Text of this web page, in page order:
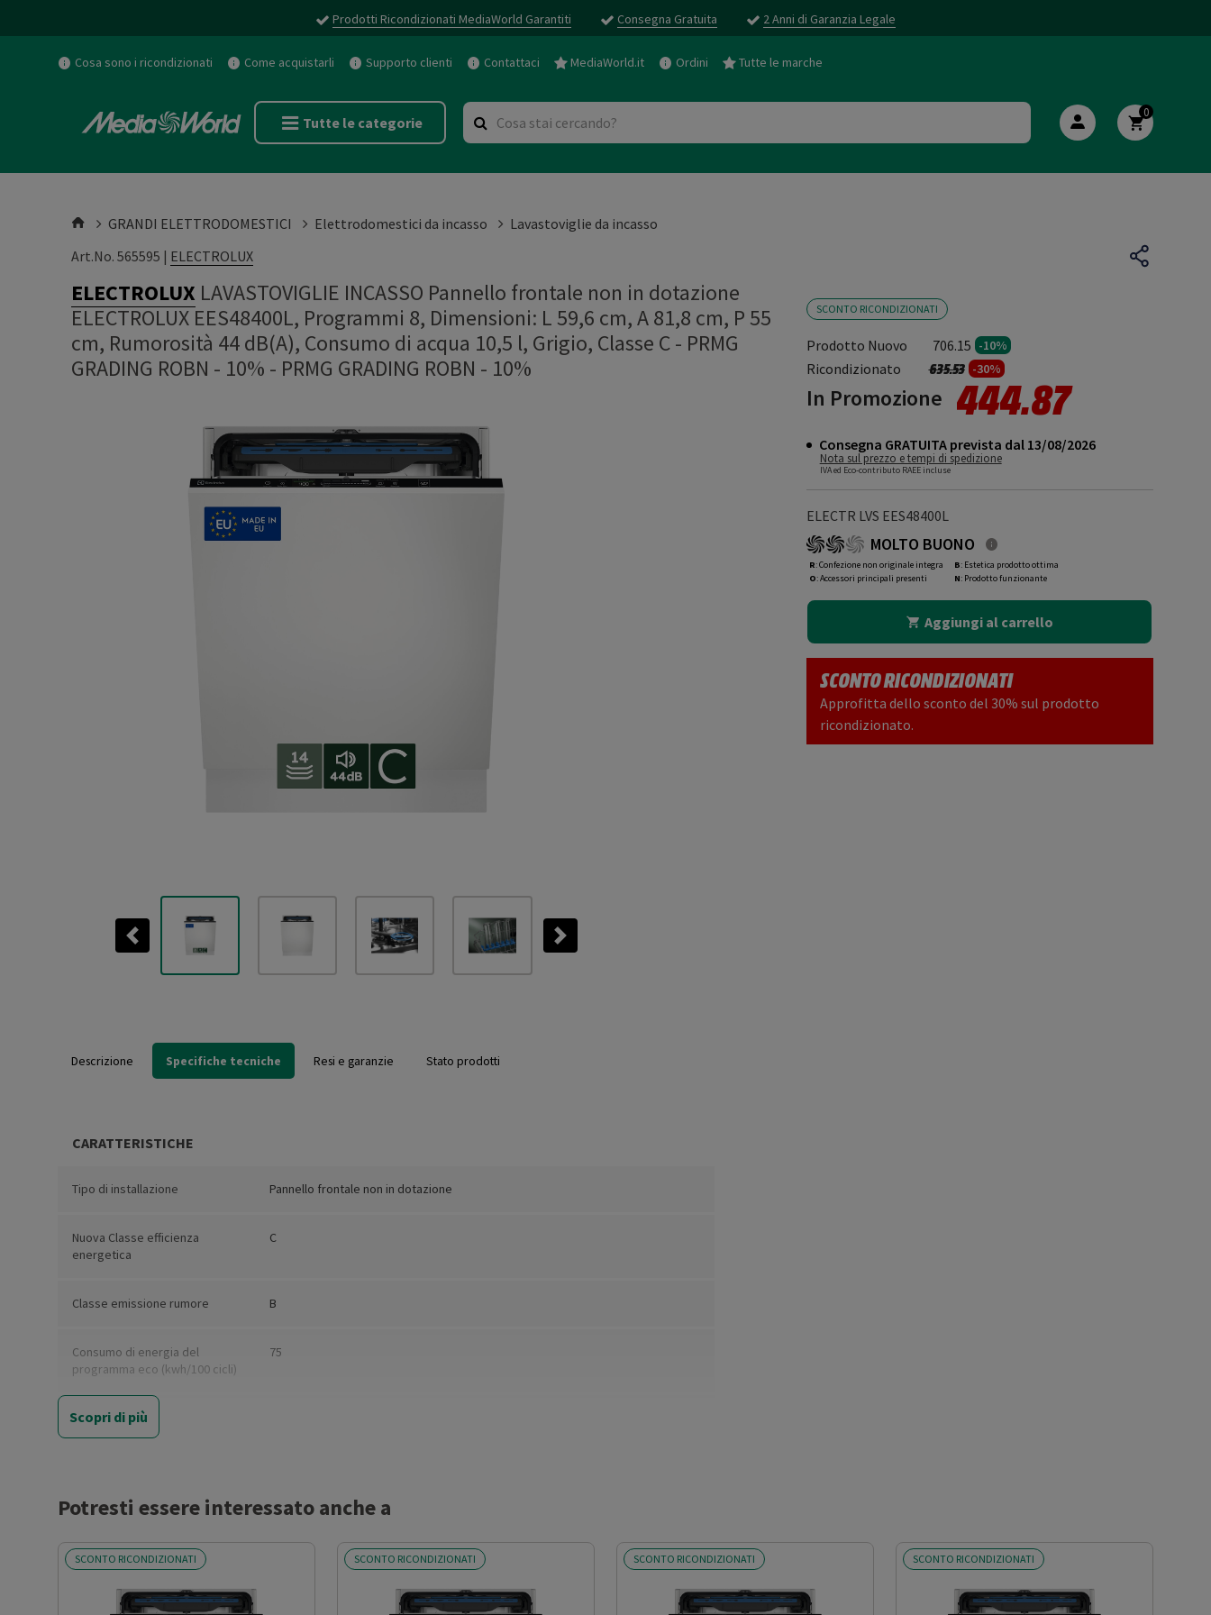
Prodotti Ricondizionati MediaWorld Garantiti Consegna Gratuita 2 Anni di Garanzia Legale
Cosa sono i ricondizionati Come acquistarli Supporto clienti Contattaci MediaWorld.it Ordini Tutte le marche
Tutte le categorie
0
GRANDI ELETTRODOMESTICI Elettrodomestici da incasso
Lavastoviglie da incasso
Art.No. 565595 | ELECTROLUX
ELECTROLUX LAVASTOVIGLIE INCASSO Pannello frontale non in dotazione
ELECTROLUX EES48400L, Programmi 8, Dimensioni: L 59,6 cm, A 81,8 cm, P 55
cm, Rumorosità 44 dB(A), Consumo di acqua 10,5 l, Grigio, Classe C - PRMG
GRADING ROBN - 10% - PRMG GRADING ROBN - 10%
Previous Next
SCONTO RICONDIZIONATI
Prodotto Nuovo 706.15 -10%
Ricondizionato Prezzo ridotto da
635.53a-30%
In Promozione 444.87
Consegna GRATUITA prevista dal 13/08/2026
Nota sul prezzo e tempi di spedizione
IVA ed Eco-contributo RAEE incluse
ELECTR LVS EES48400L
MOLTO BUONO
R: Confezione non originale integra
O: Accessori principali presenti
B: Estetica prodotto ottima
N: Prodotto funzionante
Aggiungi al carrello
SCONTO RICONDIZIONATI
Approfitta dello sconto del 30% sul prodotto
ricondizionato.
Descrizione Specifiche tecniche Resi e garanzie Stato prodotti
CARATTERISTICHE
Tipo di installazione Pannello frontale non in dotazione
Nuova Classe efficienza
energetica
C
Classe emissione rumore B
Consumo di energia del
programma eco (kwh/100 cicli)
75
Capacità nominale di coperti
standard (Eco)
Eco (litri)
Consumo energetico modalità
spento (W)
Scopri di più
Potresti essere interessato anche a
SCONTO RICONDIZIONATI SCONTO RICONDIZIONATI SCONTO RICONDIZIONATI SCONTO RICONDIZIONATI